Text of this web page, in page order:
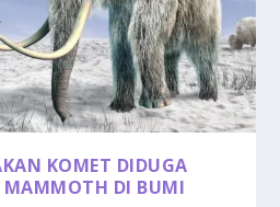
KOMET DIDUGA
MAMMOTH DI BUMI